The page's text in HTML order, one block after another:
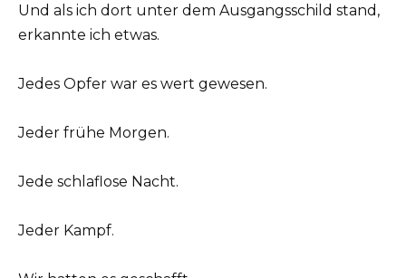
Und als ich dort unter dem Ausgangsschild stand,
erkannte ich etwas.
Jedes Opfer war es wert gewesen.
Jeder frühe Morgen.
Jede schlaflose Nacht.
Jeder Kampf.